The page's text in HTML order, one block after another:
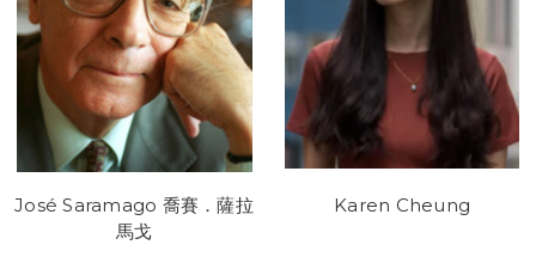
José Saramago 喬賽．薩拉
馬戈
Karen Cheung